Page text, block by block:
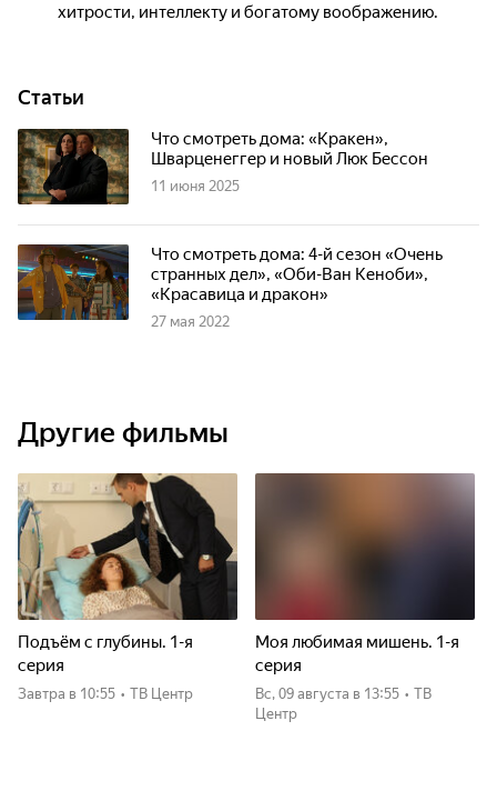
хитрости, интеллекту и богатому воображению.
Статьи
Что смотреть дома: «Кракен»,
Шварценеггер и новый Люк Бессон
11 июня 2025
Что смотреть дома: 4-й сезон «Очень
странных дел», «Оби-Ван Кеноби»,
«Красавица и дракон»
27 мая 2022
Другие фильмы
Подъём с глубины. 1-я
серия
Завтра в 10:55 • ТВ Центр
Моя любимая мишень. 1-я
серия
вс, 09 августа в 13:55 • ТВ
Центр